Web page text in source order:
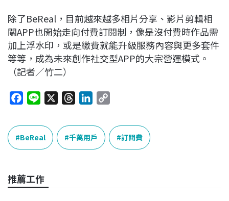
除了BeReal，目前越來越多相片分享、影片剪輯相
關APP也開始走向付費訂閱制，像是沒付費時作品需
加上浮水印，或是繳費就能升級服務內容與更多套件
等等，成為未來創作社交型APP的大宗營運模式。
（記者／竹二）
c
e
b
o
k
n
e
r
e
a
n
k
e
n
p
y
L
k
BeReal 千萬用戶 訂閱費
推薦工作